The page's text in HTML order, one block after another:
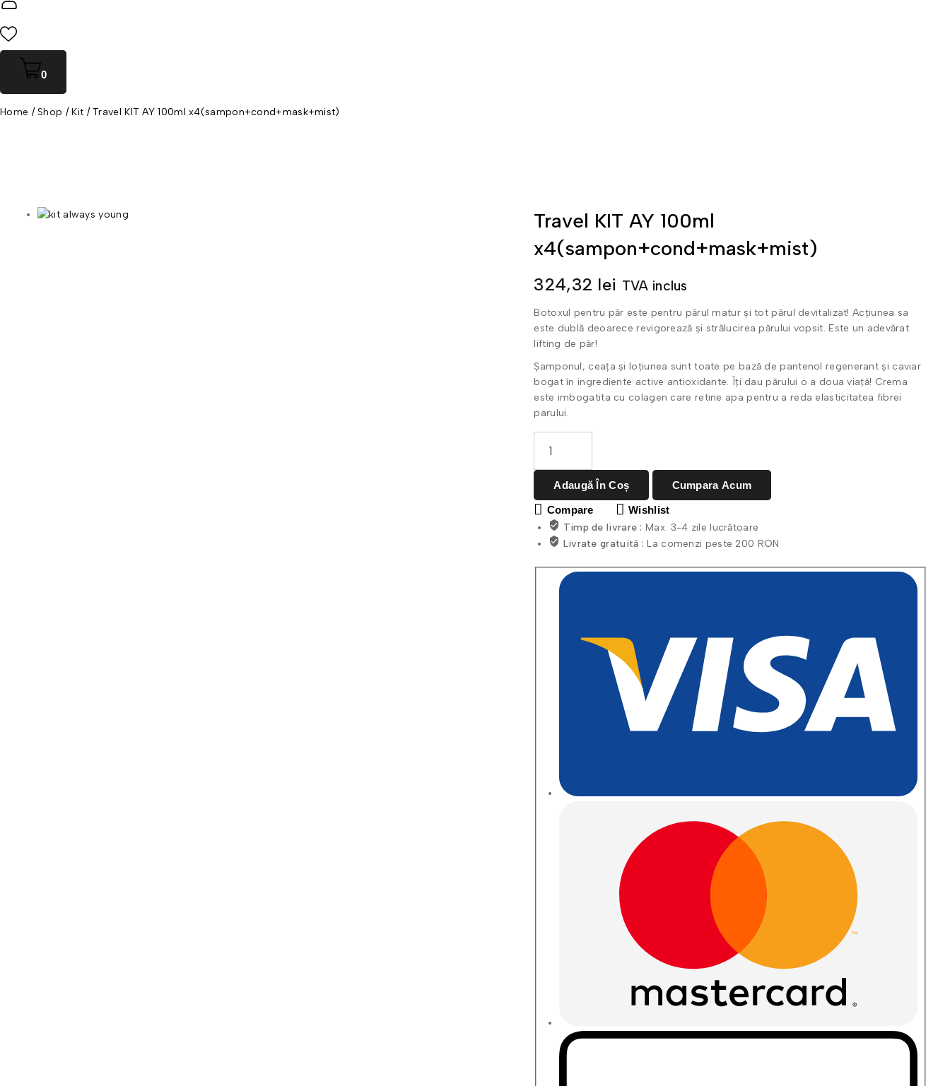
0
0
Home / Shop / Kit / Travel KIT AY 100ml x4(sampon+cond+mask+mist)
Travel KIT AY 100ml
x4(sampon+cond+mask+mist)
324,32 lei TVA inclus
Botoxul pentru păr este pentru părul matur și tot părul devitalizat! Acțiunea sa
este dublă deoarece revigorează și strălucirea părului vopsit. Este un adevărat
lifting de păr!
Șamponul, ceața și loțiunea sunt toate pe bază de pantenol regenerant și caviar
bogat în ingrediente active antioxidante. Îți dau părului o a doua viață! Crema
este imbogatita cu colagen care retine apa pentru a reda elasticitatea fibrei
parului.
Adaugă În Coș Cumpara Acum
Compare
Wishlist
Timp de livrare :Max. 3-4 zile lucrătoare
Livrate gratuită :La comenzi peste 200 RON